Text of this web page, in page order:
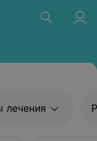
лечения